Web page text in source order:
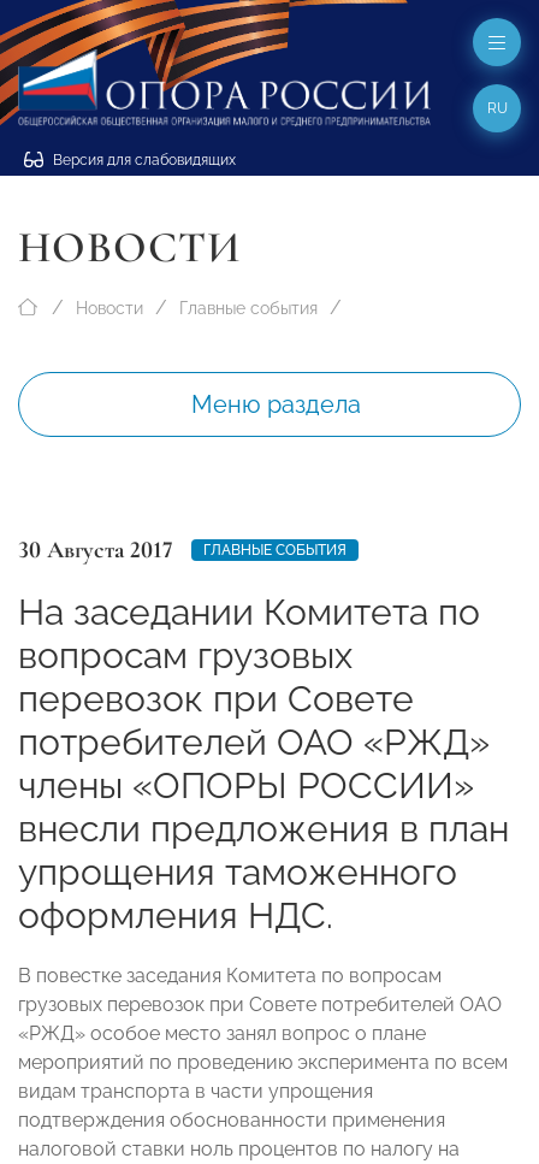
Версия для слабовидящих
RU
НОВОСТИ
Новости Главные события
Меню раздела
30 Августа 2017 ГЛАВНЫЕ СОБЫТИЯ
На заседании Комитета по
вопросам грузовых
перевозок при Совете
потребителей ОАО «РЖД»
члены «ОПОРЫ РОССИИ»
внесли предложения в план
упрощения таможенного
оформления НДС.
В повестке заседания Комитета по вопросам
грузовых перевозок при Совете потребителей ОАО
«РЖД» особое место занял вопрос о плане
мероприятий по проведению эксперимента по всем
видам транспорта в части упрощения
подтверждения обоснованности применения
налоговой ставки ноль процентов по налогу на